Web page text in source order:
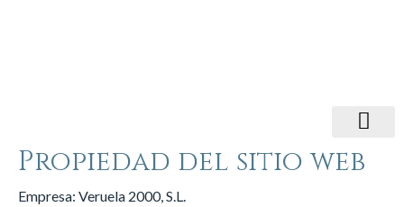
Propiedad del sitio web
Empresa: Veruela 2000, S.L.